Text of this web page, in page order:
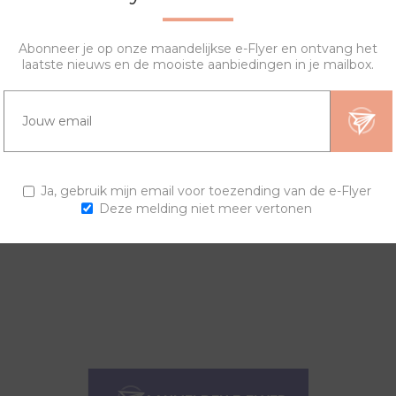
HOE WERKT HET?
van de ritssluiting, gemaakt van roestvrij staal, wissel je snel
Abonneer je op onze maandelijkse e-Flyer en ontvang het
laatste nieuws en de mooiste aanbiedingen in je mailbox.
Ja, gebruik mijn email voor toezending van de e-Flyer
Deze melding niet meer vertonen